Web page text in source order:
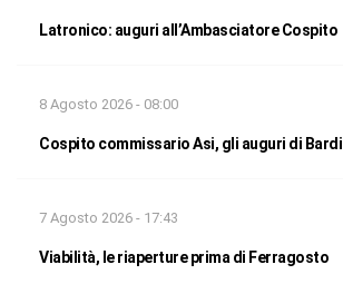
Latronico: auguri all’Ambasciatore Cospito
8 Agosto 2026 - 08:00
Cospito commissario Asi, gli auguri di Bardi
7 Agosto 2026 - 17:43
Viabilità, le riaperture prima di Ferragosto